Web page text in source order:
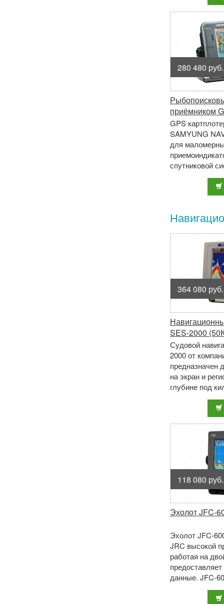
280 480 руб.
приёмником
GPS
SAMYUNG
для
спутниковой
выполнен из
364 080 руб.
SES-2000
Судовой
2000 от
предназначен
на экран и
глубине под
частоте
118 080 руб.
Эхолот JFC-
Эхолот JFC-
JRC высокой
работая на
данные. JFC-
LCD
разрешением.